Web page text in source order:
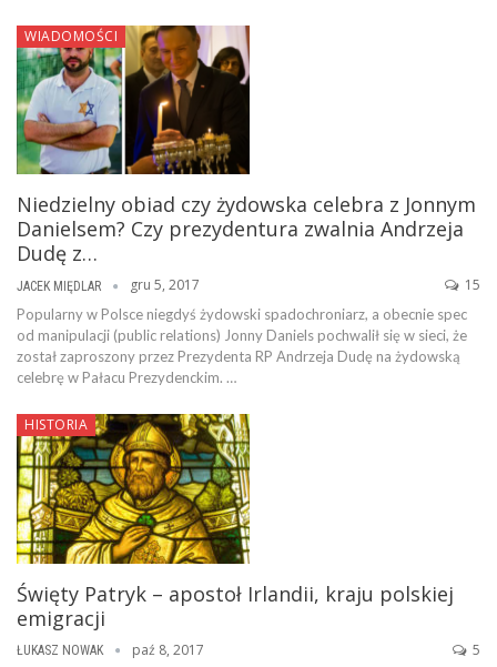
WIADOMOŚCI
Niedzielny obiad czy żydowska celebra z Jonnym
Danielsem? Czy prezydentura zwalnia Andrzeja
Dudę z…
JACEK MIĘDLAR gru 5, 2017 15
Popularny w Polsce niegdyś żydowski spadochroniarz, a obecnie spec
od manipulacji (public relations) Jonny Daniels pochwalił się w sieci, że
został zaproszony przez Prezydenta RP Andrzeja Dudę na żydowską
celebrę w Pałacu Prezydenckim. …
HISTORIA
Święty Patryk – apostoł Irlandii, kraju polskiej
emigracji
ŁUKASZ NOWAK paź 8, 2017 5